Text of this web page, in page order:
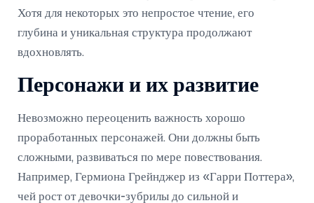
Хотя для некоторых это непростое чтение, его
глубина и уникальная структура продолжают
вдохновлять.
Персонажи и их развитие
Невозможно переоценить важность хорошо
проработанных персонажей. Они должны быть
сложными, развиваться по мере повествования.
Например, Гермиона Грейнджер из «Гарри Поттера»,
чей рост от девочки-зубрилы до сильной и